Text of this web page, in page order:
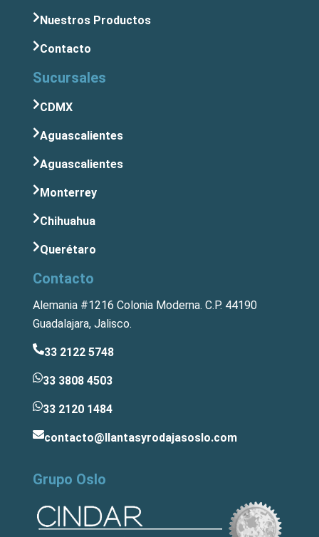
Nuestros Productos
Contacto
Sucursales
CDMX
Aguascalientes
Aguascalientes
Monterrey
Chihuahua
Querétaro
Contacto
Alemania #1216 Colonia Moderna. C.P. 44190
Guadalajara, Jalisco.
33 2122 5748
33 3808 4503
33 2120 1484
contacto@llantasyrodajasoslo.com
Grupo Oslo